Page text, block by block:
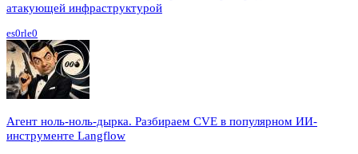
атакующей инфраструктурой
es0rle0
Агент ноль-ноль-дырка. Разбираем CVE в популярном ИИ-
инструменте Langflow